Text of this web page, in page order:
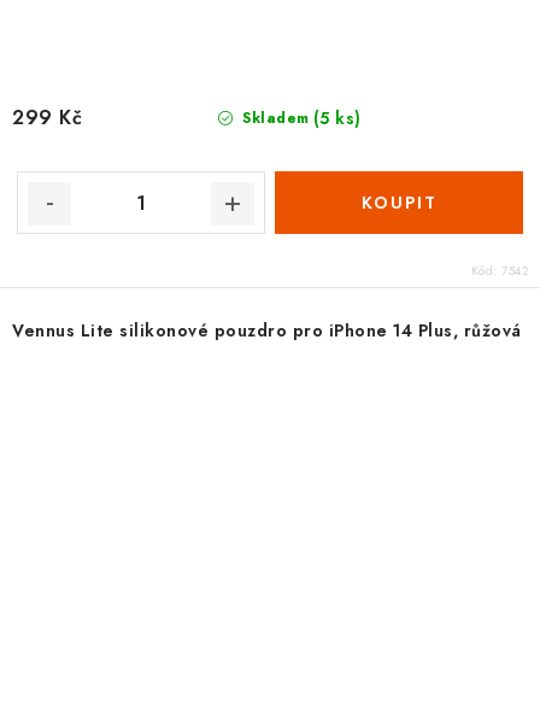
Skladem (5 ks)
299 Kč
Kód: 7542
Vennus Lite silikonové pouzdro pro iPhone 14 Plus, růžová